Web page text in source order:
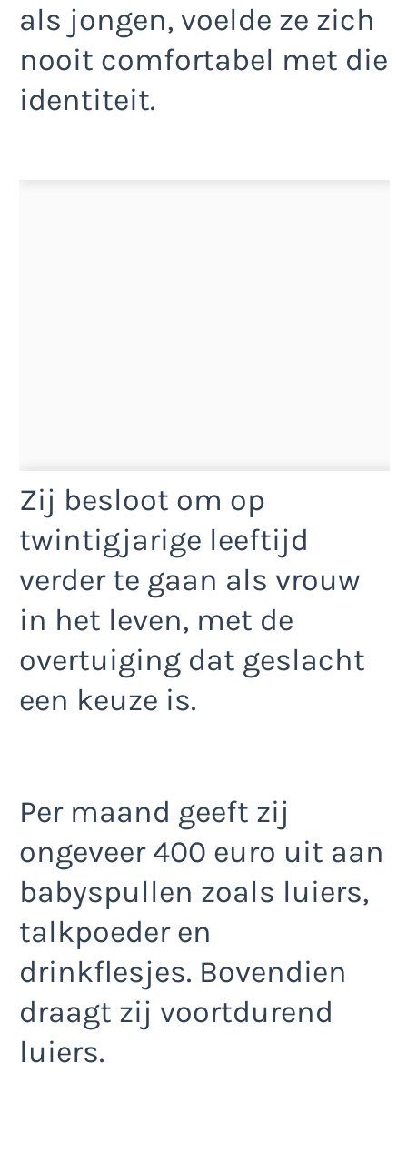
als jongen, voelde ze zich
nooit comfortabel met die
identiteit.
Zij besloot om op
twintigjarige leeftijd
verder te gaan als vrouw
in het leven, met de
overtuiging dat geslacht
een keuze is.
Per maand geeft zij
ongeveer 400 euro uit aan
babyspullen zoals luiers,
talkpoeder en
drinkflesjes. Bovendien
draagt zij voortdurend
luiers.